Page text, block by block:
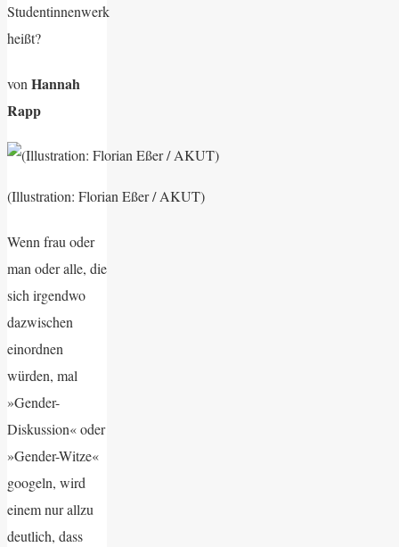
Studentinnenwerk
heißt?
von Hannah
Rapp
(Illustration: Florian Eßer / AKUT)
Wenn frau oder
man oder alle, die
sich irgendwo
dazwischen
einordnen
würden, mal
»Gender-
Diskussion« oder
»Gender-Witze«
googeln, wird
einem nur allzu
deutlich, dass